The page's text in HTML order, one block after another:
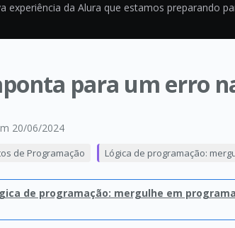
experiência da Alura que estamos preparando
para um erro
20/06/2024
de Programação Lógica de programação:
de programação: mergulhe em